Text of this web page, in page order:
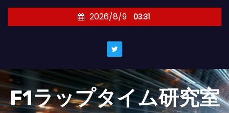
キ
2026/8/9 03:31
F1ラップタイム研究室